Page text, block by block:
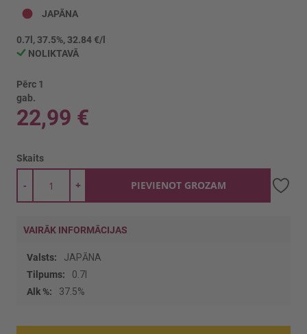
uz
sākumu
JAPĀNA
0.7l, 37.5%, 32.84 €/l
NOLIKTAVĀ
Pērc 1
gab.
22,99 €
Skaits
+
- PIEVIENOT GROZAM
VAIRĀK INFORMĀCIJAS
Vairāk
informācijas
JAPĀNA
0.7l
37.5%